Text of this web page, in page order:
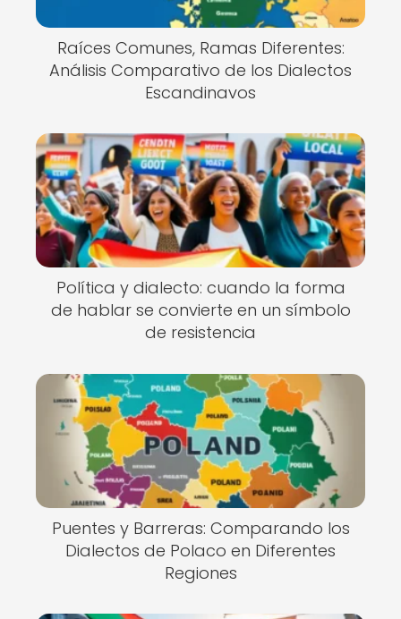
Raíces Comunes, Ramas Diferentes:
Análisis Comparativo de los Dialectos
Escandinavos
Política y dialecto: cuando la forma
de hablar se convierte en un símbolo
de resistencia
Puentes y Barreras: Comparando los
Dialectos de Polaco en Diferentes
Regiones